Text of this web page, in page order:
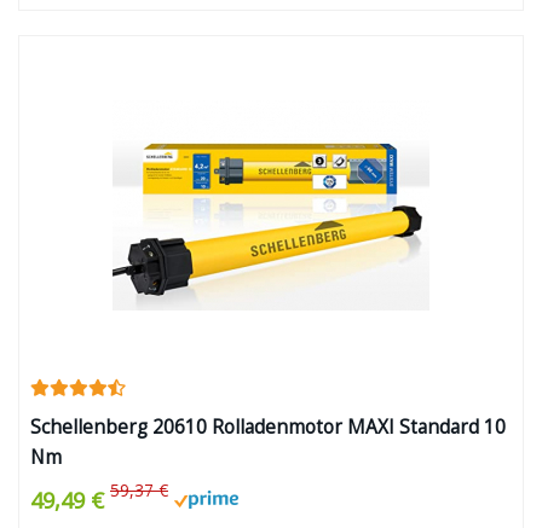
Schellenberg 20610 Rolladenmotor MAXI Standard 10
Nm
49,49 € 59,37 €